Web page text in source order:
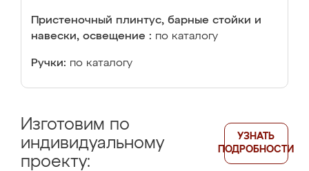
Пристеночный плинтус, барные стойки и
навески, освещение : по каталогу
Ручки: по каталогу
Изготовим по
индивидуальному
проекту:
УЗНАТЬ
ПОДРОБНОСТИ